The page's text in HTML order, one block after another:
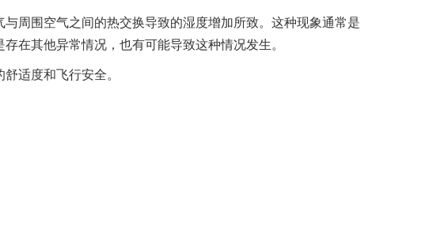
周围空气之间的热交换导致的湿度增加所致。这种现象通常是
在其他异常情况，也有可能导致这种情况发生。
适度和飞行安全。